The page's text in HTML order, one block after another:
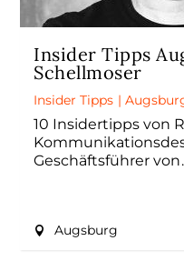
Insider Tipps
Schellmoser
Insider Tipps |
10 Insidertipps von
Geschäftsführer von
Augsburg